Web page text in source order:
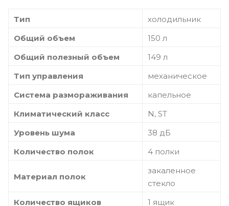
Тип
холодильник
Общий объем
150 л
Общий полезный объем
149 л
Тип управления
механическое
Система размораживания
капельное
Климатический класс
N, ST
Уровень шума
38 дБ
Количество полок
4 полки
Материал полок
закаленное
стекло
Количество ящиков
1 ящик